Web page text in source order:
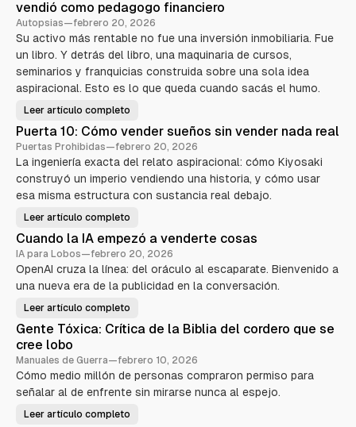
vendió como pedagogo financiero
Autopsias—febrero 20, 2026
Su activo más rentable no fue una inversión inmobiliaria. Fue
un libro. Y detrás del libro, una maquinaria de cursos,
seminarios y franquicias construida sobre una sola idea
aspiracional. Esto es lo que queda cuando sacás el humo.
R
b
e
r
t
i
o
a
i
E
l
a
n
m
a
d
a
r
k
e
t
n
Leer artículo completo
Puerta 10: Cómo vender sueños sin vender nada real
Puertas Prohibidas—febrero 20, 2026
La ingeniería exacta del relato aspiracional: cómo Kiyosaki
construyó un imperio vendiendo una historia, y cómo usar
esa misma estructura con sustancia real debajo.
P
e
r
t
a
0
C
m
o
e
n
d
e
r
u
e
Leer artículo completo
Cuando la IA empezó a venderte cosas
IA para Lobos—febrero 20, 2026
OpenAI cruza la línea: del oráculo al escaparate. Bienvenido a
una nueva era de la publicidad en la conversación.
C
a
o
a
I
A
m
Leer artículo completo
Gente Tóxica: Crítica de la Biblia del cordero que se
cree lobo
Manuales de Guerra—febrero 10, 2026
Cómo medio millón de personas compraron permiso para
señalar al de enfrente sin mirarse nunca al espejo.
G
Leer artículo completo